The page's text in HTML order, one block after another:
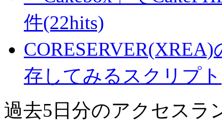
件(22hits)
存してみるスクリプ
過去5日分のアクセスラ